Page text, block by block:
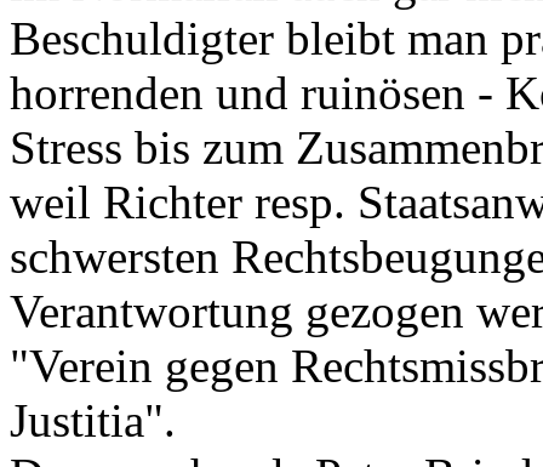
Beschuldigter bleibt man
horrenden und ruinösen -
Stress bis zum
weil Richter resp.
schwersten
Verantwortung gezogen
"Verein gegen
Justitia".